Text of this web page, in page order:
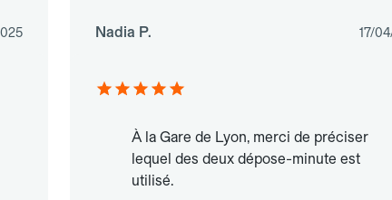
Nadia P. 17/
À la Gare de Lyon, merci de préciser
lequel des deux dépose-minute est
utilisé.